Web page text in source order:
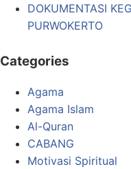
DOKUMENTASI
PURWOKERTO
Categories
Agama
Agama Islam
Al-Quran
CABANG
Motivasi Spiritual